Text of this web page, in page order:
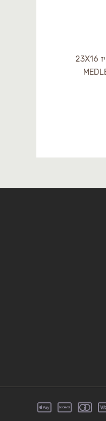
מגש מלבני שטוח טורקיז 23X16